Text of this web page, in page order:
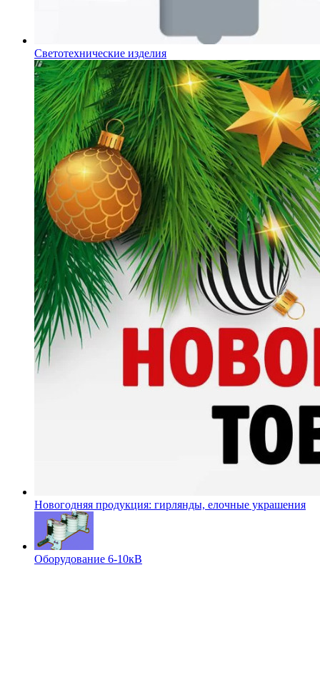
Светотехнические изделия
Новогодняя продукция: гирлянды, елочные украшения
Оборудование 6-10кВ